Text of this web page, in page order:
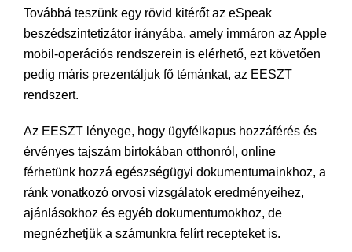
Továbbá teszünk egy rövid kitérőt az eSpeak
beszédszintetizátor irányába, amely immáron az Apple
mobil-operációs rendszerein is elérhető, ezt követően
pedig máris prezentáljuk fő témánkat, az EESZT
rendszert.
Az EESZT lényege, hogy ügyfélkapus hozzáférés és
érvényes tajszám birtokában otthonról, online
férhetünk hozzá egészségügyi dokumentumainkhoz, a
ránk vonatkozó orvosi vizsgálatok eredményeihez,
ajánlásokhoz és egyéb dokumentumokhoz, de
megnézhetjük a számunkra felírt recepteket is.